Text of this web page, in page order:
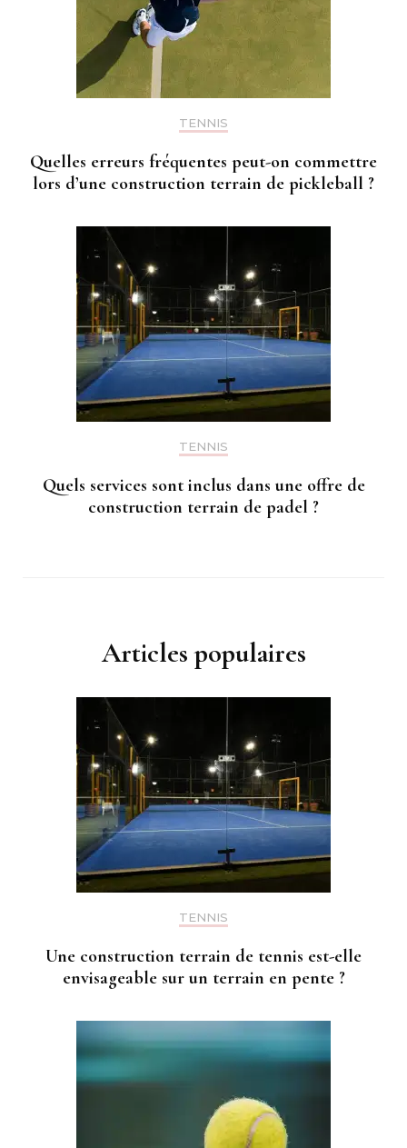
TENNIS
Quelles erreurs fréquentes peut-on commettre
lors d’une construction terrain de pickleball ?
TENNIS
Quels services sont inclus dans une offre de
construction terrain de padel ?
Articles populaires
TENNIS
Une construction terrain de tennis est-elle
envisageable sur un terrain en pente ?